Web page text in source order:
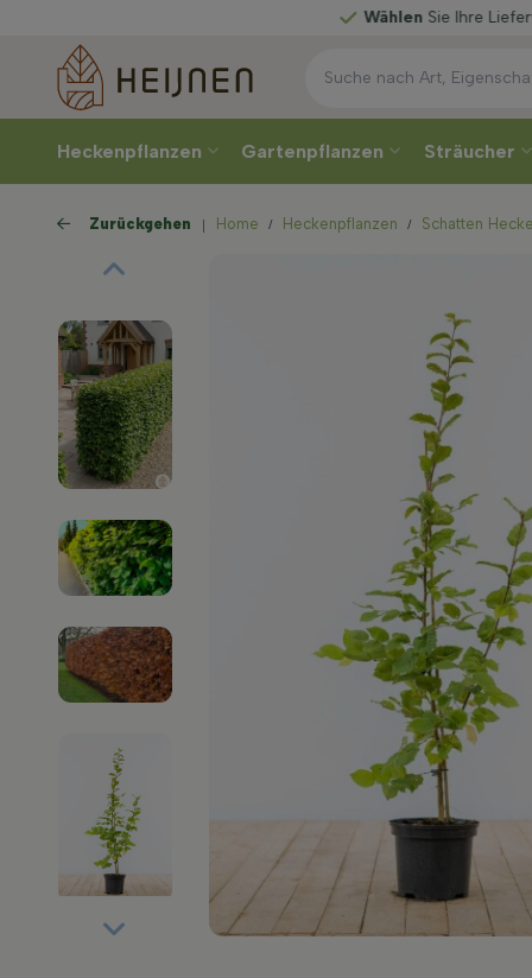
Sie Ihre Lieferwoche
Heckenpflanzen Gartenpflanzen Sträucher
Zurückgehen Home Heckenpflanzen Schatten